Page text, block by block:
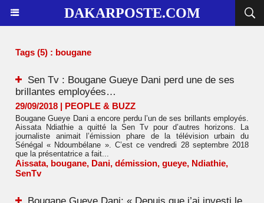
DAKARPOSTE.COM
Tags (5) : bougane
Sen Tv : Bougane Gueye Dani perd une de ses
brillantes employées…
29/09/2018 | PEOPLE & BUZZ
Bougane Gueye Dani a encore perdu l’un de ses brillants employés.
Aissata Ndiathie a quitté la Sen Tv pour d’autres horizons. La
journaliste animait l’émission phare de la télévision urbain du
Sénégal « Ndoumbélane ». C’est ce vendredi 28 septembre 2018
que la présentatrice a fait...
Aissata, bougane, Dani, démission, gueye, Ndiathie,
SenTv